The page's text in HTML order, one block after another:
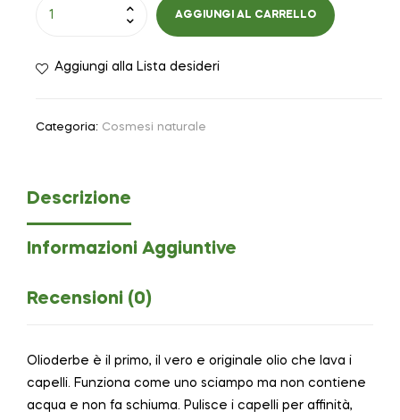
AGGIUNGI AL CARRELLO
Aggiungi alla Lista desideri
Categoria: Cosmesi naturale
Descrizione
Informazioni Aggiuntive
Recensioni (0)
Olioderbe è il primo, il vero e originale olio che lava i
capelli. Funziona come uno sciampo ma non contiene
acqua e non fa schiuma. Pulisce i capelli per affinità,